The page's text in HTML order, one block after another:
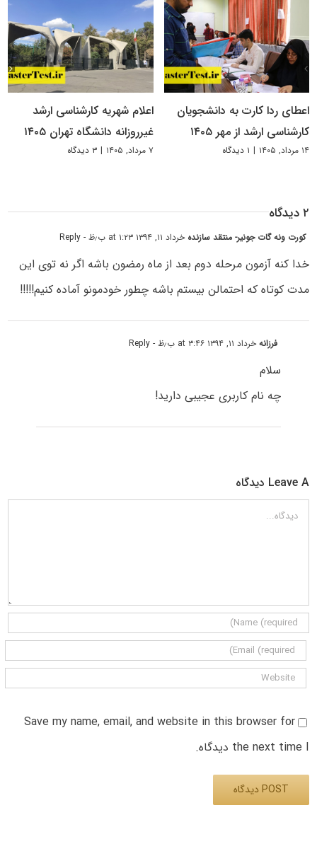
اعطای ردا کارت به دانشجویان
کارشناسی ارشد از مهر ۱۴۰۵
۱۴ مرداد, ۱۴۰۵ | ۱ دیدگاه
اعلام شهریه کارشناسی ارشد
غیرروزانه دانشگاه تهران ۱۴۰۵
۷ مرداد, ۱۴۰۵ | ۳ دیدگاه
۲ دیدگاه
کورت ونه گات جونیر- منتقد سازنده خرداد ۱۱, ۱۳۹۴ at ۱:۲۳ ب٫ظ - Reply
خدا کنه آزمون مرحله دوم بعد از ماه رمضون باشه اگر نه توی این
مدت کوتاه که احتمالن بیستم باشه چطور خودمونو آماده کنیم!!!!!
فرزانهخرداد ۱۱, ۱۳۹۴ at ۳:۴۶ ب٫ظ - Reply
سلام
چه نام کاربری عجیبی دارید!
Leave A دیدگاه
دیدگاه
Save my name, email, and website in this browser for
the next time I دیدگاه.